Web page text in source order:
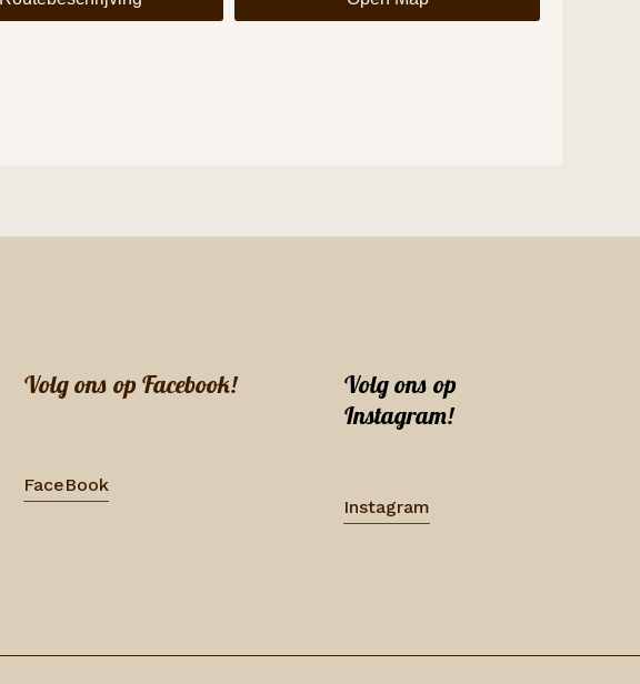
Volg ons op Facebook!
FaceBook
Volg ons op
Instagram!
Instagram